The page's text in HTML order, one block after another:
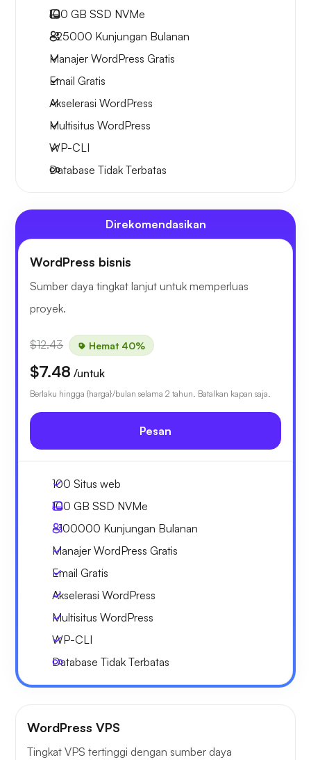
100 GB SSD NVMe
~25000 Kunjungan Bulanan
Manajer WordPress Gratis
Email Gratis
Akselerasi WordPress
Multisitus WordPress
WP-CLI
Database Tidak Terbatas
Direkomendasikan
WordPress bisnis
Sumber daya tingkat lanjut untuk memperluas
proyek.
$12.43 Hemat 40%
$7.48 /untuk
Berlaku hingga {harga}/bulan selama 2 tahun. Batalkan kapan saja.
Pesan
100 Situs web
100 GB SSD NVMe
~100000 Kunjungan Bulanan
Manajer WordPress Gratis
Email Gratis
Akselerasi WordPress
Multisitus WordPress
WP-CLI
Database Tidak Terbatas
WordPress VPS
Tingkat VPS tertinggi dengan sumber daya